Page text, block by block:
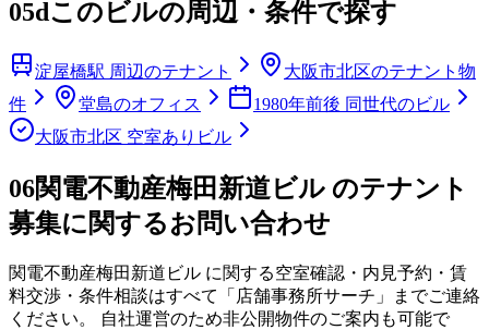
05dこのビルの周辺・条件で探す
淀屋橋駅 周辺のテナント
大阪市北区のテナント物
件
堂島のオフィス
1980年前後 同世代のビル
大阪市北区 空室ありビル
06関電不動産梅田新道ビル のテナント
募集に関するお問い合わせ
関電不動産梅田新道ビル に関する空室確認・内見予約・賃
料交渉・条件相談はすべて「店舗事務所サーチ」までご連絡
ください。 自社運営のため非公開物件のご案内も可能で